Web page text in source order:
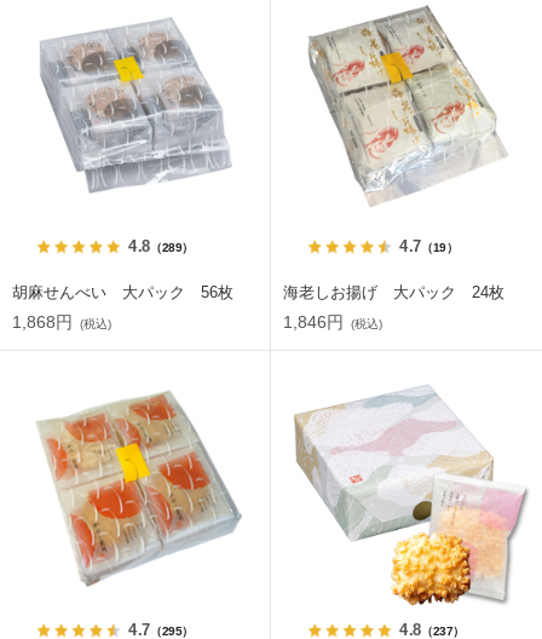
4.8（289）
胡麻せんべい 大パック 56枚
1,868円 (税込)
4.7 （19）
海老しお揚げ 大パック 24枚
1,846円 (税込)
4.7 （295） 4.8 （237）